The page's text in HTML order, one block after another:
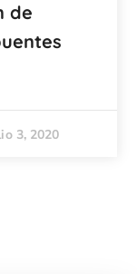
de
3, 2020